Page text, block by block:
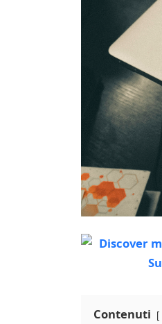
Contenuti